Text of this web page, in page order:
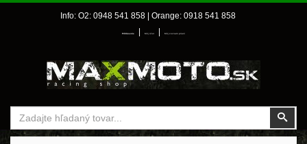
Info: O2: 0948 541 858 | Orange: 0918 541 858
Prihlásenie Môj účet Môj zoznam prianí